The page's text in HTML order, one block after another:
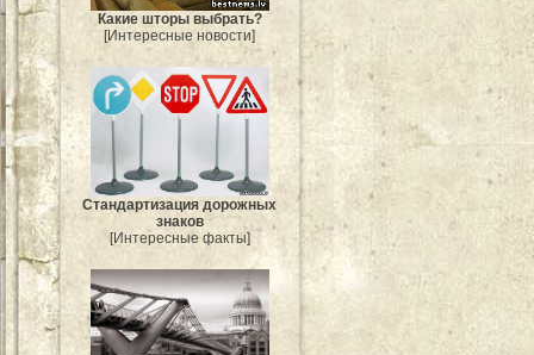
Какие шторы выбрать?
[Интересные новости]
Стандартизация дорожных
знаков
[Интересные факты]